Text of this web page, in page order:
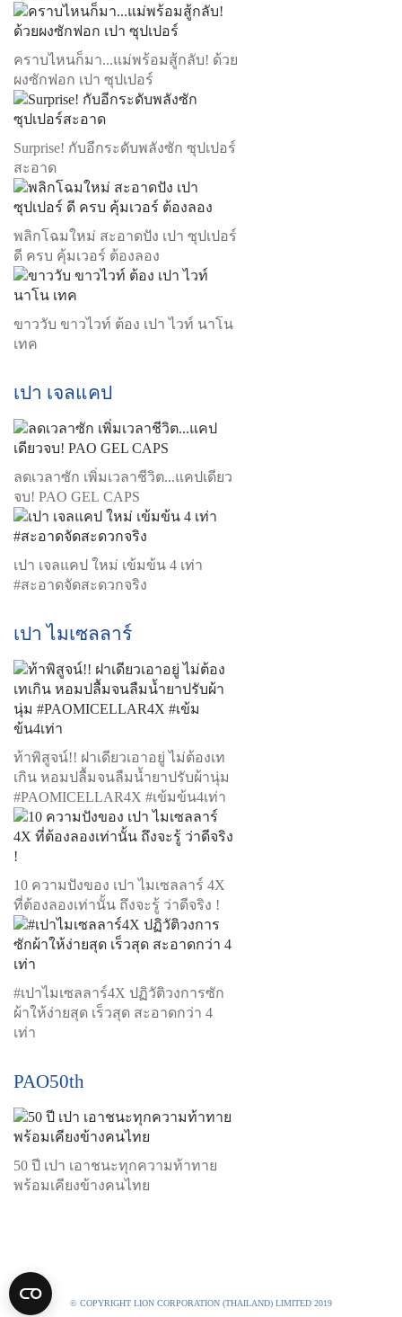
คราบไหนก็มา...แม่พร้อมสู้กลับ! ด้วย
ผงซักฟอก เปา ซุปเปอร์
Surprise! กับอีกระดับพลังซัก ซุปเปอร์
สะอาด
พลิกโฉมใหม่ สะอาดปัง เปา ซุปเปอร์
ดี ครบ คุ้มเวอร์ ต้องลอง
ขาววับ ขาวไวท์ ต้อง เปา ไวท์ นาโน
เทค
เปา เจลแคป
ลดเวลาซัก เพิ่มเวลาชีวิต...แคปเดียว
จบ! PAO GEL CAPS
เปา เจลแคป ใหม่ เข้มข้น 4 เท่า
#สะอาดจัดสะดวกจริง
เปา ไมเซลลาร์
ท้าพิสูจน์!! ฝาเดียวเอาอยู่ ไม่ต้องเท
เกิน หอมปลื้มจนลืมน้ำยาปรับผ้านุ่ม
#PAOMICELLAR4X #เข้มข้น4เท่า
10 ความปังของ เปา ไมเซลลาร์ 4X
ที่ต้องลองเท่านั้น ถึงจะรู้ ว่าดีจริง !
#เปาไมเซลลาร์4X ปฏิวัติวงการซัก
ผ้าให้ง่ายสุด เร็วสุด สะอาดกว่า 4
เท่า
PAO50th
50 ปี เปา เอาชนะทุกความท้าทาย
พร้อมเคียงข้างคนไทย
© COPYRIGHT LION CORPORATION (THAILAND) LIMITED 2019